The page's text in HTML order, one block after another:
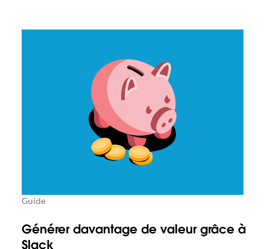
Guide
Générer davantage de valeur grâce à
Slack